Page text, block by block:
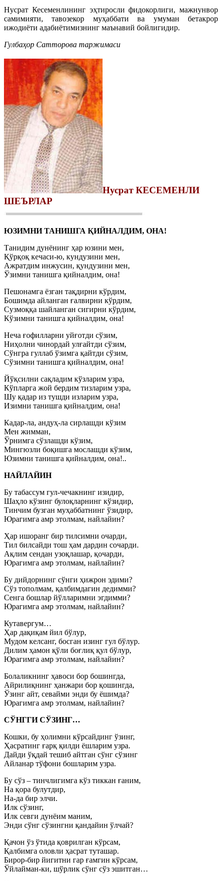
Нусрат Кесеменлининг эҳтиросли фидокорлиги, мажнунвор
самимияти, тавозекор муҳаббати ва умуман бетакрор
ижодиёти адабиётимизнинг маънавий бойлигидир.
Гулбаҳор Сатторова таржимаси
Нусрат КЕСЕМЕНЛИ
ШЕЪРЛАР
ЮЗИМНИ ТАНИШГА ҚИЙНАЛДИМ, ОНА!
Танидим дунёнинг ҳар юзини мен,
Қўрқоқ кечаси-ю, кундузини мен,
Ажратдим инжусин, қундузини мен,
Ўзимни танишга қийналдим, она!
Пешонамга ёзган тақдирни кўрдим,
Бошимда айланган ғалвирни кўрдим,
Сузмоққа шайланган сигирни кўрдим,
Кўзимни танишга қийналдим, она!
Неча ғофилларни уйғотди сўзим,
Ниҳолни чинордай улғайтди сўзим,
Сўнгра гуллаб ўзимга қайтди сўзим,
Сўзимни танишга қийналдим, она!
Йўқсилни сақладим кўзларим узра,
Кўпларга жой бердим тизларим узра,
Шу қадар из тушди изларим узра,
Изимни танишга қийналдим, она!
Кадар-ла, андуҳ-ла сирлашди кўзим
Мен жимман,
Ўрнимга сўзлашди кўзим,
Мингюзли боқишга мослашди кўзим,
Юзимни танишга қийналдим, она!..
НАЙЛАЙИН
Бу табассум гул-чечакнинг изидир,
Шаҳло кўзинг булоқларнинг кўзидир,
Тинчим бузган муҳаббатнинг ўзидир,
Юрагимга амр этолмам, найлайин?
Ҳар ишоранг бир тилсимни очарди,
Тил билсайди тош ҳам дардин сочарди.
Ақлим сендан узоқлашар, қочарди,
Юрагимга амр этолмам, найлайин?
Бу дийдорнинг сўнги ҳижрон эдими?
Сўз тополмам, қалбимдагин дедимми?
Сенга бошлар йўлларимни эгдимми?
Юрагимга амр этолмам, найлайин?
Кутавергум…
Ҳар дақиқам йил бўлур,
Мудом келсанг, босган изинг гул бўлур.
Дилим ҳамон қўли боғлиқ қул бўлур,
Юрагимга амр этолмам, найлайин?
Болаликнинг ҳавоси бор бошингда,
Айрилиқнинг ҳанжари бор қошингда,
Ўзинг айт, севайми энди бу ёшимда?
Юрагимга амр этолмам, найлайин?
СЎНГГИ СЎЗИНГ…
Кошки, бу ҳолимни кўрсайдинг ўзинг,
Ҳасратинг ғарқ қилди ёшларим узра.
Дайди ўқдай тешиб айтган сўнг сўзинг
Айланар тўфони бошларим узра.
Бу сўз – тинчлигимга кўз тиккан ғаним,
На қора булутдир,
На-да бир элчи.
Илк сўзинг,
Илк севги дунёим маним,
Энди сўнг сўзингни қандайин ўлчай?
Қачон ўз ўтида қоврилган кўрсам,
Қалбимга оловли ҳасрат туташар.
Бирор-бир йигитни гар ғамгин кўрсам,
Ўйлайман-ки, шўрлик сўнг сўз эшитган…